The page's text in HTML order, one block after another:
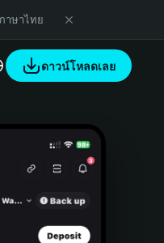
าษาไทย
ดาวน์โหลดเลย